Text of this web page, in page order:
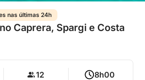
nas últimas 24h
Caprera, Spargi e Costa
12 8h00